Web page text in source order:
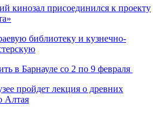
кинозал присоединился к проекту
библиотеку и кузнечно-
в Барнауле со 2 по 9 февраля
пройдет лекция о древних
Алтая